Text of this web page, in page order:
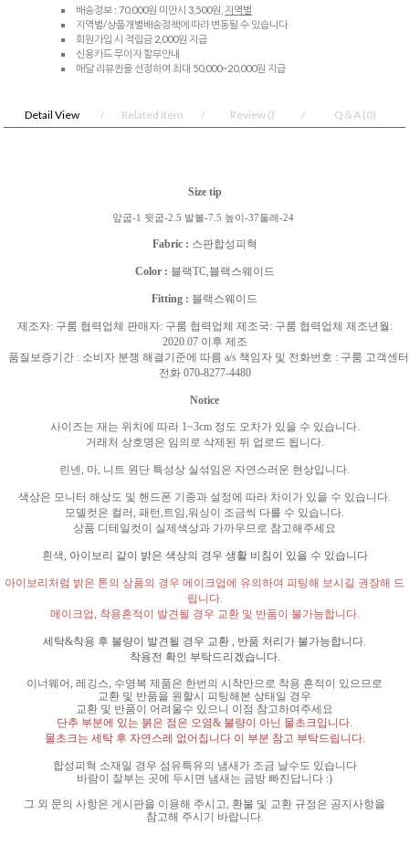
배송정보 : 70,000원 미만시 3,500원, 지역별
지역별/상품개별배송정책에 따라 변동될 수 있습니다
회원가입 시 적립금 2,000원 지급
신용카드 무이자 할부안내
매달 리뷰퀸을 선정하여 최대 50,000~20,000원 지급
Detail View Related Item Review () Q＆A (0)
Size tip
앞굽-1 뒷굽-2.5 발볼-7.5 높이-37둘레-24
Fabric : 스판합성피혁
Color : 블랙TC,블랙스웨이드
Fitting : 블랙스웨이드
제조자: 구룸 협력업체 판매자: 구룸 협력업체 제조국: 구룸 협력업체 제조년월 :
2020.07 이후 제조
품질보증기간 : 소비자 분쟁 해결기준에 따름 a/s 책임자 및 전화번호 : 구룸 고객센터
전화 070-8277-4480
Notice
사이즈는 재는 위치에 따라 1~3cm 정도 오차가 있을 수 있습니다.
거래처 상호명은 임의로 삭제된 뒤 업로드 됩니다.
린넨, 마, 니트 원단 특성상 실섞임은 자연스러운 현상입니다.
색상은 모니터 해상도 및 핸드폰 기종과 설정에 따라 차이가 있을 수 있습니다.
모델컷은 컬러, 패턴,트임,워싱이 조금씩 다를 수 있습니다.
상품 디테일컷이 실제색상과 가까우므로 참고해주세요
흰색, 아이보리 같이 밝은 색상의 경우 생활 비침이 있을 수 있습니다
아이보리처럼 밝은 톤의 상품의 경우 메이크업에 유의하여 피팅해 보시길 권장해 드
립니다.
메이크업, 착용흔적이 발견될 경우 교환 및 반품이 불가능합니다.
세탁&착용 후 불량이 발견될 경우 교환 , 반품 처리가 불가능합니다.
착용전 확인 부탁드리겠습니다.
이너웨어, 레깅스, 수영복 제품은 한번의 시착만으로 착용 흔적이 있으므로
교환 및 반품을 원할시 피팅해본 상태일 경우
교환 및 반품이 어려울수 있으니 이점 참고하여주세요
단추 부분에 있는 붉은 점은 오염& 불량이 아닌 물초크입니다.
물초크는 세탁 후 자연스레 없어집니다 이 부분 참고 부탁드립니다.
합성피혁 소재일 경우 섬유특유의 냄새가 조금 날수도 있습니다
바람이 잘부는 곳에 두시면 냄새는 금방 빠진답니다 :)
그 외 문의 사항은 게시판을 이용해 주시고, 환불 및 교환 규정은 공지사항을
참고해 주시기 바랍니다.